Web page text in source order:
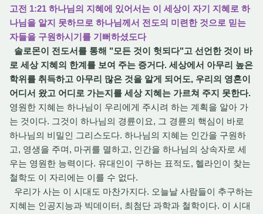
고전 1:21 하나님의 지혜에 있어서는 이 세상이 자기 지혜로 하
나님을 알지 못하므로 하나님께서 전도의 미련한 것으로 믿는
자들을 구원하시기를 기뻐하셨도다
솔로몬이 전도서를 통해 "모든 것이 헛되다"고 선언한 것이 바
로 세상 지혜의 한계를 보여 주는 증거다. 세상에서 아무리 높은
학위를 취득하고 아무리 많은 것을 알게 되어도, 우리의 영혼이
어디서 왔고 어디로 가는지를 세상 지혜는 가르쳐 주지 못한다.
영원한 지혜는 하나님이 우리에게 주시려 하는 계획을 알아 가
는 것이다. 그것이 하나님의 경륜이요, 그 경륜의 핵심이 바로
하나님의 비밀인 그리스도다. 하나님의 지혜는 인간을 구원하
고, 영생을 주며, 마귀를 멸하고, 인간을 하나님의 상속자로 세
우는 영원한 능력이다. 유대인이 구하는 표적도, 헬라인이 찾는
철학도 이 자리에는 이를 수 없다.
우리가 사는 이 시대도 마찬가지다. 오늘날 사람들이 추구하는
지혜는 인공지능과 빅데이터, 최첨단 과학과 철학이다. 이 시대